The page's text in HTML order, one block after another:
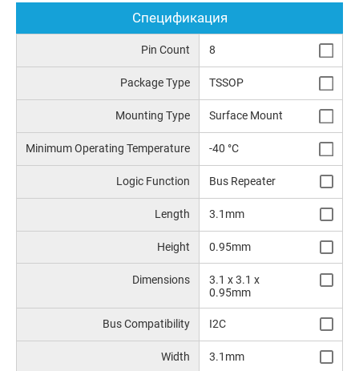
Спецификация
Pin Count 8
Package Type TSSOP
Mounting Type Surface Mount
Minimum Operating Temperature -40 °C
Logic Function Bus Repeater
Length 3.1mm
Height 0.95mm
Dimensions
3.1 x 3.1 x
0.95mm
Bus Compatibility I2C
Width 3.1mm